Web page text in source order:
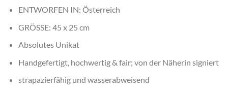
ENTWORFEN IN: Österreich
GRÖSSE: 45 x 25 cm
Absolutes Unikat
Handgefertigt, hochwertig & fair; von der Näherin signiert
strapazierfähig und wasserabweisend